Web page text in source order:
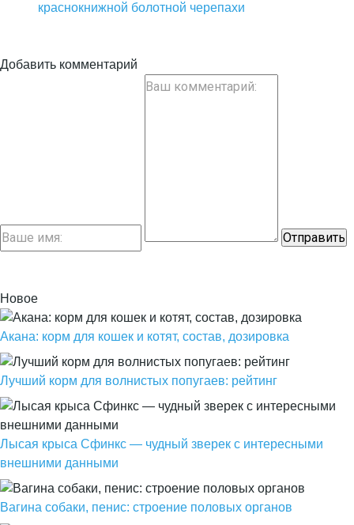
краснокнижной болотной черепахи
Добавить комментарий
Новое
Акана: корм для кошек и котят, состав, дозировка
Лучший корм для волнистых попугаев: рейтинг
Лысая крыса Сфинкс — чудный зверек с интересными
внешними данными
Вагина собаки, пенис: строение половых органов